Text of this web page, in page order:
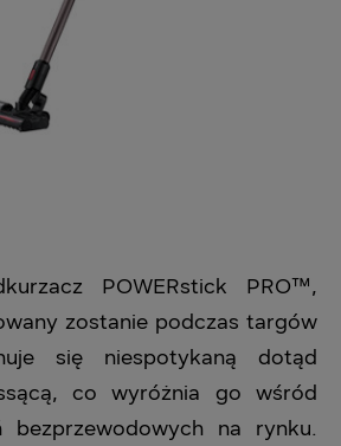
POWERstick PRO™,
zostanie podczas targów
się niespotykaną dotąd
co wyróżnia go wśród
bezprzewodowych na rynku.